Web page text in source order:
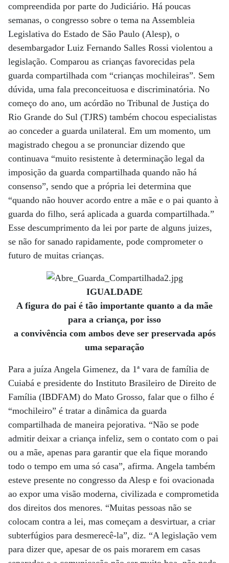
compreendida por parte do Judiciário. Há poucas
semanas, o congresso sobre o tema na Assembleia
Legislativa do Estado de São Paulo (Alesp), o
desembargador Luiz Fernando Salles Rossi violentou a
legislação. Comparou as crianças favorecidas pela
guarda compartilhada com “crianças mochileiras”. Sem
dúvida, uma fala preconceituosa e discriminatória. No
começo do ano, um acórdão no Tribunal de Justiça do
Rio Grande do Sul (TJRS) também chocou especialistas
ao conceder a guarda unilateral. Em um momento, um
magistrado chegou a se pronunciar dizendo que
continuava “muito resistente à determinação legal da
imposição da guarda compartilhada quando não há
consenso”, sendo que a própria lei determina que
“quando não houver acordo entre a mãe e o pai quanto à
guarda do filho, será aplicada a guarda compartilhada.”
Esse descumprimento da lei por parte de alguns juizes,
se não for sanado rapidamente, pode comprometer o
futuro de muitas crianças.
IGUALDADE
A figura do pai é tão importante quanto a da mãe
para a criança, por isso
a convivência com ambos deve ser preservada após
uma separação
Para a juíza Angela Gimenez, da 1ª vara de família de
Cuiabá e presidente do Instituto Brasileiro de Direito de
Família (IBDFAM) do Mato Grosso, falar que o filho é
“mochileiro” é tratar a dinâmica da guarda
compartilhada de maneira pejorativa. “Não se pode
admitir deixar a criança infeliz, sem o contato com o pai
ou a mãe, apenas para garantir que ela fique morando
todo o tempo em uma só casa”, afirma. Angela também
esteve presente no congresso da Alesp e foi ovacionada
ao expor uma visão moderna, civilizada e comprometida
dos direitos dos menores. “Muitas pessoas não se
colocam contra a lei, mas começam a desvirtuar, a criar
subterfúgios para desmerecê-la”, diz. “A legislação vem
para dizer que, apesar de os pais morarem em casas